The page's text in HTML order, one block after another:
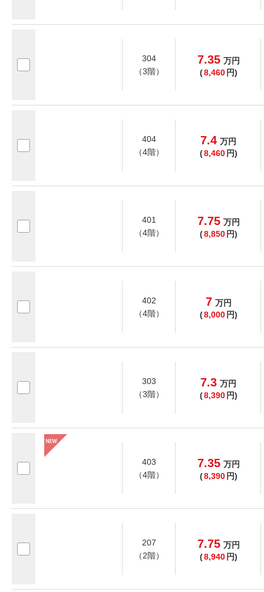
304
（3階）
7.35 万円
(8,460 円)
404
（4階）
7.4 万円
(8,460 円)
401
（4階）
7.75 万円
(8,850 円)
402
（4階）
7 万円
(8,000 円)
303
（3階）
7.3 万円
(8,390 円)
403
（4階）
7.35 万円
(8,390 円)
207
（2階）
7.75 万円
(8,940 円)